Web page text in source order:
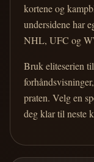
kortene og
undersidene har
NHL, UFC og
Bruk eliteserien
praten. Velg en
deg klar til neste